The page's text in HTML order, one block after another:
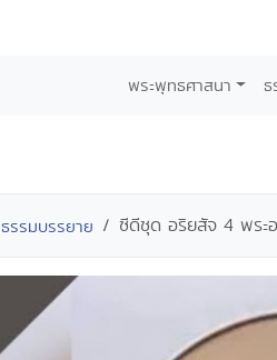
พระพุทธศาสนา ธ
ธรรมบรรยาย ซีดีชุด อริยสัจ 4 พร